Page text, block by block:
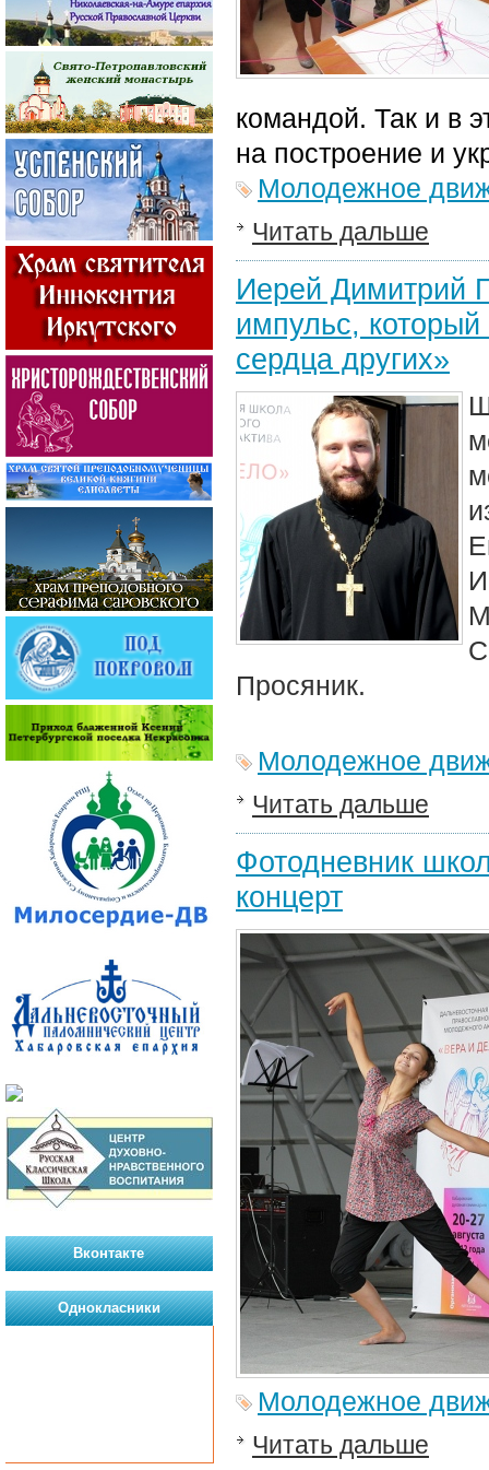
командой. Так и в
на построение и
Молодежное
Читать дальше
Иерей Димитрий
импульс,
сердца других»
Просяник.
Молодежное
Читать дальше
Фотодневник
концерт
Молодежное
Читать дальше
Вконтакте
Однокласники